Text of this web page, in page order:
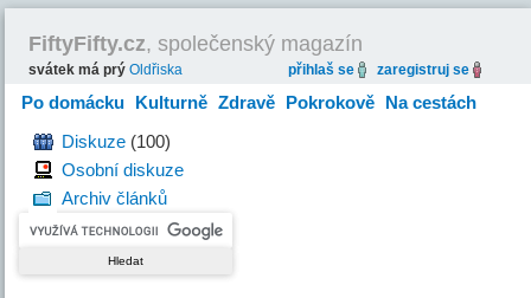
FiftyFifty.cz, společenský magazín
svátek má prýOldřiska přihlaš se zaregistruj se
Po domácku Kulturně Zdravě Pokrokově Na cestách
HravěDiskuze (100)
Osobní diskuze
Archiv článků